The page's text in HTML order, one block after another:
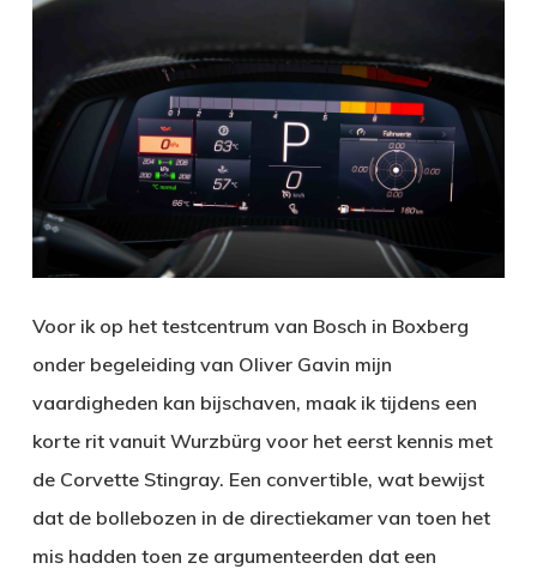
Voor ik op het testcentrum van Bosch in Boxberg
onder begeleiding van Oliver Gavin mijn
vaardigheden kan bijschaven, maak ik tijdens een
korte rit vanuit Wurzbürg voor het eerst kennis met
de Corvette Stingray. Een convertible, wat bewijst
dat de bollebozen in de directiekamer van toen het
mis hadden toen ze argumenteerden dat een